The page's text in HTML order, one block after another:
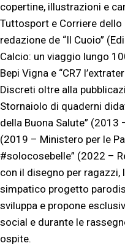
copertine, illustrazioni e
Tuttosport e Corriere
redazione de “Il Cuoio”
Calcio: un viaggio lungo
Bepi Vigna e “CR7
Discreti oltre alla
Stornaiolo di quaderni
della Buona Salute” (2013
(2019 – Ministero per le
#solocosebelle” (2022 –
con il disegno per ragazzi,
simpatico progetto
sviluppa e propone
social e durante le
ospite.